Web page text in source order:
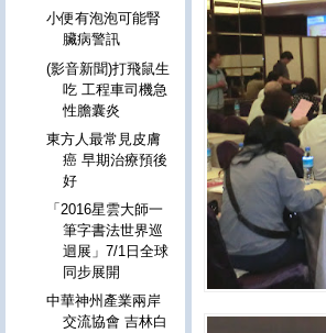
小便有泡泡可能腎
臟病警訊
(影音新聞)打飛鼠生
吃 工程車司機急
性膽囊炎
東方人最常見皮膚
癌 早期治療預後
好
「2016星雲大師一
筆字書法世界巡
迴展」7/1日全球
同步展開
中華神州產業兩岸
交流協會 吉林白